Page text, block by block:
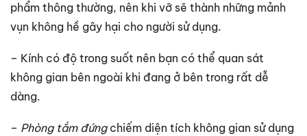
phẩm thông thường, nên khi vỡ sẽ thành những mảnh
vụn không hề gây hại cho người sử dụng.
– Kính có độ trong suốt nên bạn có thể quan sát
không gian bên ngoài khi đang ở bên trong rất dễ
dàng.
– Phòng tắm đứngchiếm diện tích không gian sử dụng